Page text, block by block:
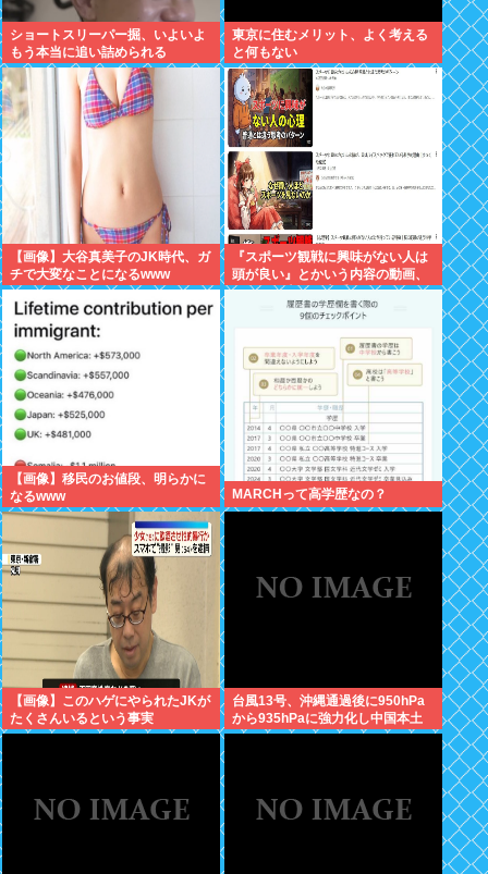
ショートスリーパー掘、いよいよ
もう本当に追い詰められる
東京に住むメリット、よく考える
と何もない
【画像】大谷真美子のJK時代、ガ
チで大変なことになるwww
『スポーツ観戦に興味がない人は
頭が良い』とかいう内容の動画、
何故か日本人に大受けしてバズり
まくるwww
【画像】移民のお値段、明らかに
なるwww
MARCHって高学歴なの？
【画像】このハゲにやられたJKが
たくさんいるという事実
台風13号、沖縄通過後に950hPa
から935hPaに強力化し中国本土
へwww